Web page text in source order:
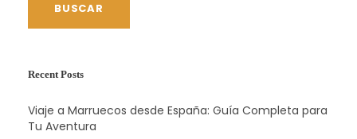
BUSCAR
Recent Posts
Viaje a Marruecos desde España: Guía Completa para
Tu Aventura